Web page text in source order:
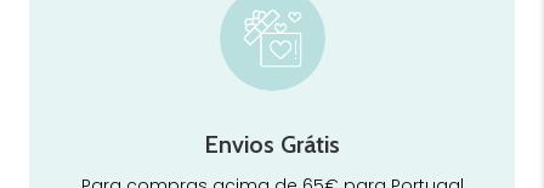
Envios Grátis